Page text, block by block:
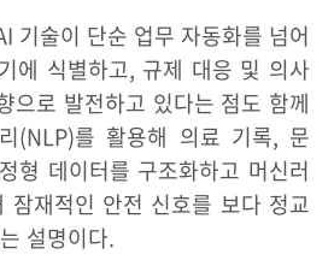
기술이 단순 업무 자동화를 넘어
에 식별하고, 규제 대응 및 의사
으로 발전하고 있다는 점도 함께
(NLP)를 활용해 의료 기록, 문
형 데이터를 구조화하고 머신러
잠재적인 안전 신호를 보다 정교
설명이다.